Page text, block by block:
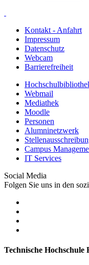
Kontakt - Anfahrt
Impressum
Datenschutz
Webcam
Barrierefreiheit
Webmail
Mediathek
Moodle
Personen
Alumninetzwerk
Campus
IT Services
Social Media
Folgen Sie uns in den
Technische